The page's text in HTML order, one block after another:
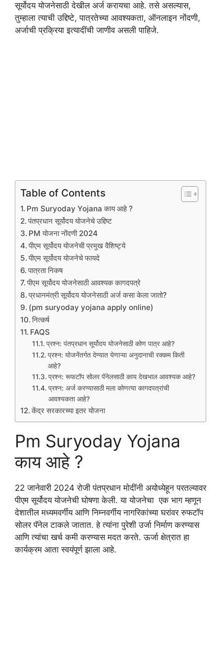
सूर्योदय योजनेसाठी देखील अर्ज करायचा आहे. तसे असल्यास,
तुम्हाला त्याची उद्दिष्टे, पात्रतेच्या आवश्यकता, ऑनलाइन नोंदणी,
अर्जाची प्रक्रिया इत्यादींची जाणीव असली पाहिजे.
Table of Contents
Pm Suryoday Yojana काय आहे ?
पंतप्रधान सूर्योदय योजनेचे उद्दिष्ट
PM योजना नोंदणी 2024
पीएम सूर्योदय योजनेची प्रमुख वैशिष्ट्ये
पीएम सूर्योदय योजनेचे फायदे
पात्रता निकष
पीएम सूर्योदय योजनेसाठी आवश्यक कागदपत्रे
प्रधानमंत्री सूर्योदय योजनेसाठी अर्ज कसा केला जातो?
(pm suryoday yojana apply online)
नित्कर्ष
FAQS
प्रश्न: पंतप्रधान सूर्योदय योजनेसाठी कोण पात्र आहे?
प्रश्न: योजनेंतर्गत देण्यात येणाऱ्या अनुदानाची रक्कम किती
आहे?
प्रश्न: रूफटॉप सोलर पॅनेलसाठी काय देखभाल आवश्यक आहे?
प्रश्न: अर्ज करण्यासाठी मला कोणत्या कागदपत्रांची
आवश्यकता आहे?
केंद्र सरकारच्या इतर योजना
Pm Suryoday Yojana
काय आहे ?
22 जानेवारी 2024 रोजी पंतप्रधान मोदींनी अयोध्येहून परतल्यावर
पीएम सूर्योदय योजनेची घोषणा केली. या योजनेचा एक भाग म्हणून
देशातील मध्यमवर्गीय आणि निम्नवर्गीय नागरिकांच्या घरांवर रुफटॉप
सोलर पॅनेल टाकले जातात. हे त्यांना पुरेशी उर्जा निर्माण करण्यास
आणि त्यांचा खर्च कमी करण्यास मदत करते. ऊर्जा क्षेत्रात हा
कार्यक्रम आता स्वयंपूर्ण झाला आहे.